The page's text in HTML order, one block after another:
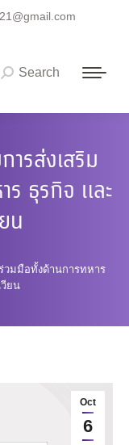
Search:
Search
ารส่งเสริม
ร ธุรกิจ และ
น
วมมือทั้งด้านการทหาร
ยน
Oct
6